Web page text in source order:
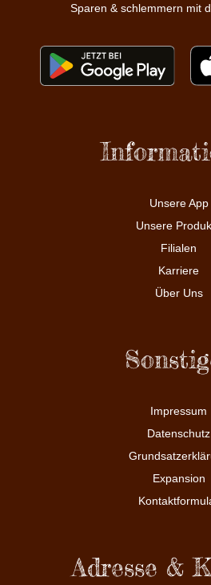
Sparen & schlemmern mit
Unsere App
Unsere
Filialen
Karriere
Über Uns
Impressum
Datenschutz
Expansion
Adresse &